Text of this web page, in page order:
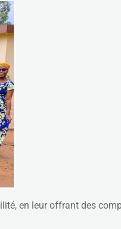
en leur offrant des